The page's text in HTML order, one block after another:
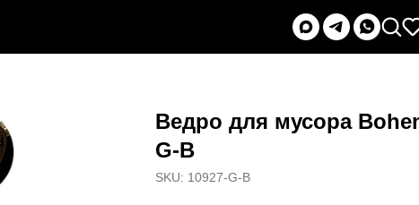
Ведро для мусора
G-B
SKU: 10927-G-B